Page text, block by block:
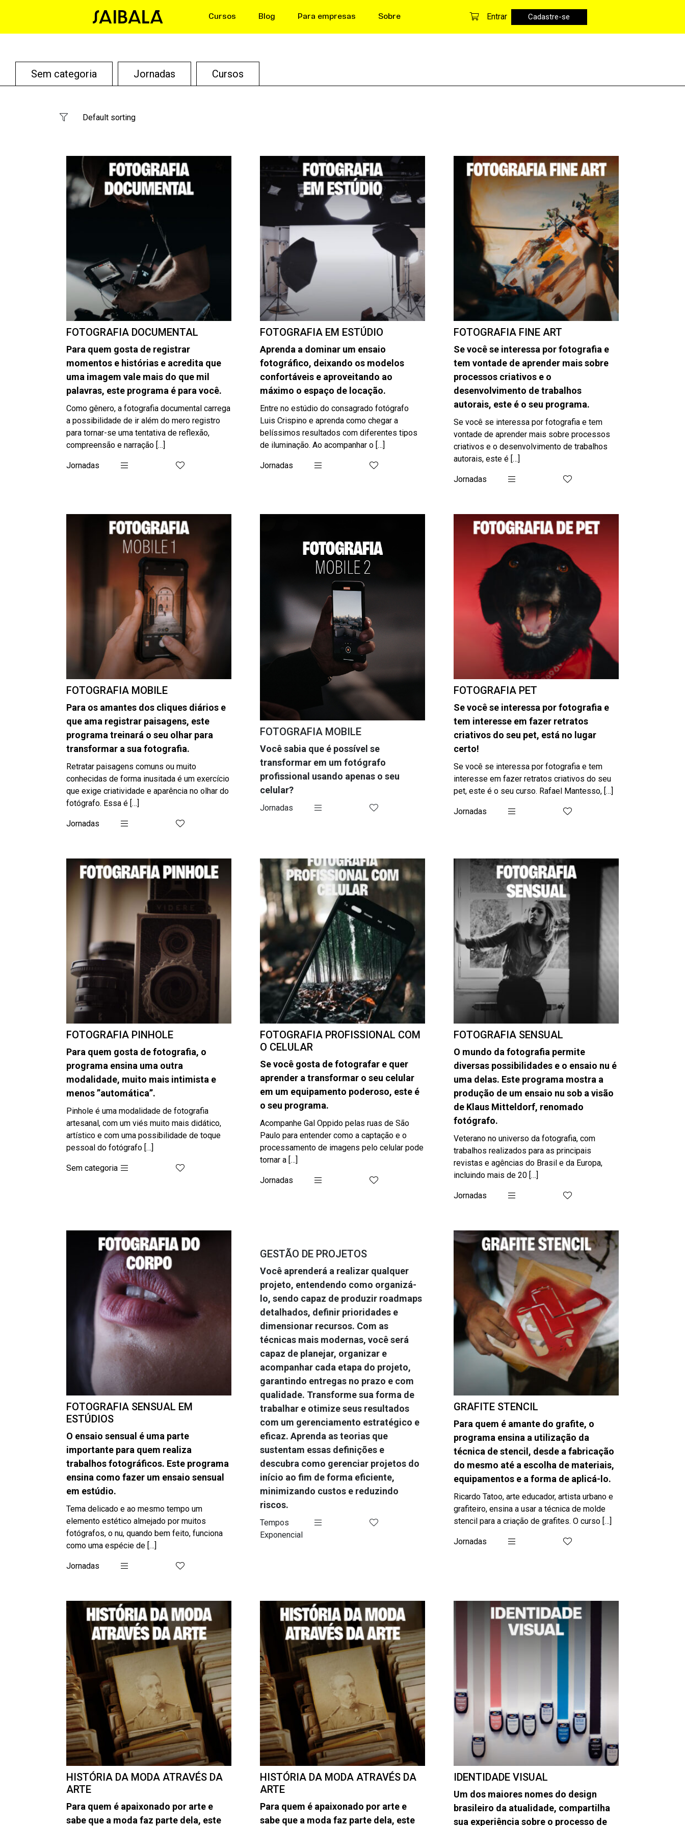
Cursos Blog Para empresas Sobre Entrar Cadastre-se
Sem categoria Jornadas Cursos
FOTOGRAFIA DOCUMENTAL
Para quem gosta de registrar
momentos e histórias e acredita que
uma imagem vale mais do que mil
palavras, este programa é para você.
Como gênero, a fotografia documental carrega
a possibilidade de ir além do mero registro
para tornar-se uma tentativa de reflexão,
compreensão e narração […]
Jornadas
FOTOGRAFIA EM ESTÚDIO
Aprenda a dominar um ensaio
fotográfico, deixando os modelos
confortáveis e aproveitando ao
máximo o espaço de locação.
Entre no estúdio do consagrado fotógrafo
Luis Crispino e aprenda como chegar a
belíssimos resultados com diferentes tipos
de iluminação. Ao acompanhar o […]
Jornadas
FOTOGRAFIA FINE ART
Se você se interessa por fotografia e
tem vontade de aprender mais sobre
processos criativos e o
desenvolvimento de trabalhos
autorais, este é o seu programa.
Se você se interessa por fotografia e tem
vontade de aprender mais sobre processos
criativos e o desenvolvimento de trabalhos
autorais, este é […]
Jornadas
FOTOGRAFIA MOBILE
Para os amantes dos cliques diários e
que ama registrar paisagens, este
programa treinará o seu olhar para
transformar a sua fotografia.
Retratar paisagens comuns ou muito
conhecidas de forma inusitada é um exercício
que exige criatividade e aparência no olhar do
fotógrafo. Essa é […]
Jornadas
FOTOGRAFIA MOBILE
Você sabia que é possível se
transformar em um fotógrafo
profissional usando apenas o seu
celular?
Jornadas
FOTOGRAFIA PET
Se você se interessa por fotografia e
tem interesse em fazer retratos
criativos do seu pet, está no lugar
certo!
Se você se interessa por fotografia e tem
interesse em fazer retratos criativos do seu
pet, este é o seu curso. Rafael Mantesso, […]
Jornadas
FOTOGRAFIA PINHOLE
Para quem gosta de fotografia, o
programa ensina uma outra
modalidade, muito mais intimista e
menos ”automática”.
Pinhole é uma modalidade de fotografia
artesanal, com um viés muito mais didático,
artístico e com uma possibilidade de toque
pessoal do fotógrafo […]
Sem categoria
FOTOGRAFIA PROFISSIONAL COM
O CELULAR
Se você gosta de fotografar e quer
aprender a transformar o seu celular
em um equipamento poderoso, este é
o seu programa.
Acompanhe Gal Oppido pelas ruas de São
Paulo para entender como a captação e o
processamento de imagens pelo celular pode
tornar a […]
Jornadas
FOTOGRAFIA SENSUAL
O mundo da fotografia permite
diversas possibilidades e o ensaio nu é
uma delas. Este programa mostra a
produção de um ensaio nu sob a visão
de Klaus Mitteldorf, renomado
fotógrafo.
Veterano no universo da fotografia, com
trabalhos realizados para as principais
revistas e agências do Brasil e da Europa,
incluindo mais de 20 […]
Jornadas
FOTOGRAFIA SENSUAL EM
ESTÚDIOS
O ensaio sensual é uma parte
importante para quem realiza
trabalhos fotográficos. Este programa
ensina como fazer um ensaio sensual
em estúdio.
Tema delicado e ao mesmo tempo um
elemento estético almejado por muitos
fotógrafos, o nu, quando bem feito, funciona
como uma espécie de […]
Jornadas
GESTÃO DE PROJETOS
Você aprenderá a realizar qualquer
projeto, entendendo como organizá-
lo, sendo capaz de produzir roadmaps
detalhados, definir prioridades e
dimensionar recursos. Com as
técnicas mais modernas, você será
capaz de planejar, organizar e
acompanhar cada etapa do projeto,
garantindo entregas no prazo e com
qualidade. Transforme sua forma de
trabalhar e otimize seus resultados
com um gerenciamento estratégico e
eficaz. Aprenda as teorias que
sustentam essas definições e
descubra como gerenciar projetos do
início ao fim de forma eficiente,
minimizando custos e reduzindo
riscos.
Tempos
Exponencial
GRAFITE STENCIL
Para quem é amante do grafite, o
programa ensina a utilização da
técnica de stencil, desde a fabricação
do mesmo até a escolha de materiais,
equipamentos e a forma de aplicá-lo.
Ricardo Tatoo, arte educador, artista urbano e
grafiteiro, ensina a usar a técnica de molde
stencil para a criação de grafites. O curso […]
Jornadas
HISTÓRIA DA MODA ATRAVÉS DA
ARTE
Para quem é apaixonado por arte e
sabe que a moda faz parte dela, este
HISTÓRIA DA MODA ATRAVÉS DA
ARTE
Para quem é apaixonado por arte e
sabe que a moda faz parte dela, este
IDENTIDADE VISUAL
Um dos maiores nomes do design
brasileiro da atualidade, compartilha
sua experiência sobre o processo de